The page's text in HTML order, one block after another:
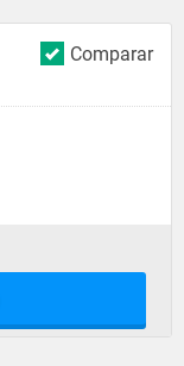
Comparar